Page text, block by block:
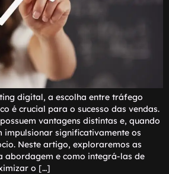
digital, a escolha entre tráfego
é crucial para o sucesso das vendas.
vantagens distintas e, quando
impulsionar significativamente os
Neste artigo, exploraremos as
abordagem e como integrá-las de
o […]